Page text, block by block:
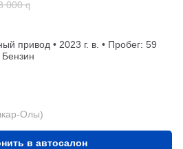
000 q
привод • 2023 г. в. • Пробег: 59
Олы)
в автосалон